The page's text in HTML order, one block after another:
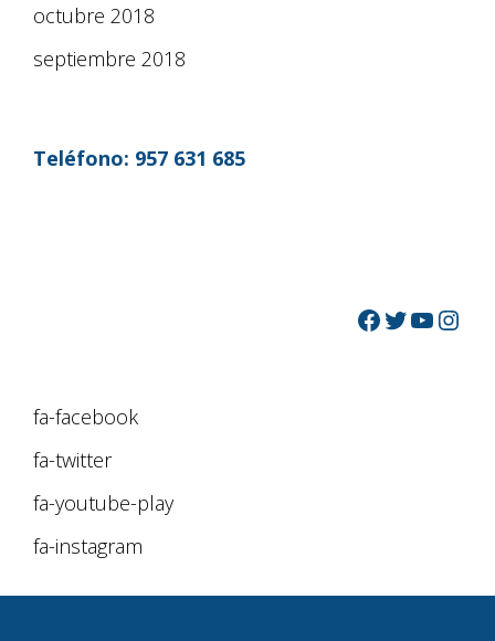
octubre 2018
septiembre 2018
Teléfono: 957 631 685
fa-facebook
fa-twitter
fa-youtube-play
fa-instagram